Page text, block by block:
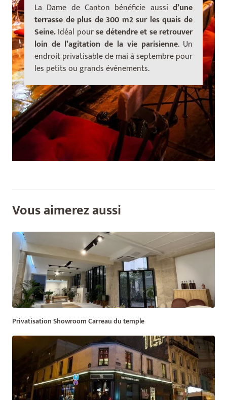
La Dame de Canton bénéficie aussi d’une
terrasse de plus de 300 m2 sur les quais de
Seine.Idéal pourse détendre et se retrouver
loin de l’agitation de la vie parisienne. Un
endroit privatisable de mai à septembre pour
les petits ou grands événements.
Vous aimerez aussi
Privatisation Showroom Carreau du temple